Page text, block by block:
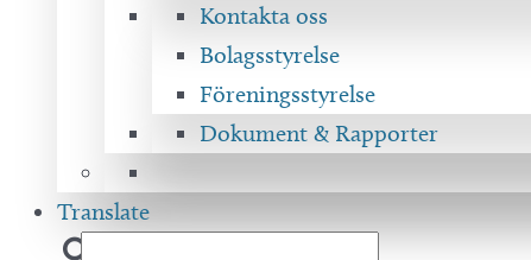
Kontakta oss
Bolagsstyrelse
Föreningsstyrelse
Dokument & Rapporter
Translate